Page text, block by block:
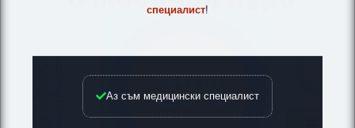
специалист!
Аз съм медицински специалист